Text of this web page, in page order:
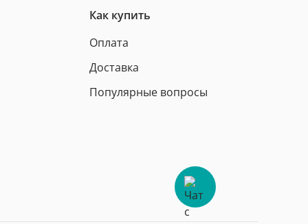
Как купить
Оплата
Доставка
Популярные вопросы